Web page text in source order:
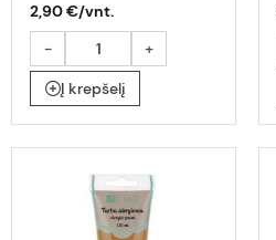
2,90 €/vnt.
-
+
Į krepšelį